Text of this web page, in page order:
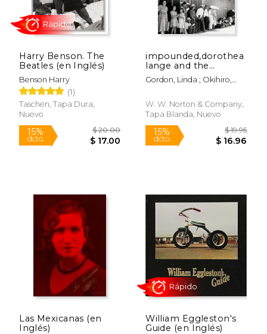
Harry Benson. The
Beatles (en Inglés)
Benson Harry
(1)
Taschen, Tapa Dura,
Nuevo
15%
dcto.
impounded,dorothea
lange and the
censored images of
japanese american
Inglés)
Gordon, Linda ; Okihiro,
W. W. Norton & Company,
Tapa Blanda, Nuevo
15%
dcto.
Las Mexicanas (en
Inglés)
William Eggleston's
Guide (en Inglés)